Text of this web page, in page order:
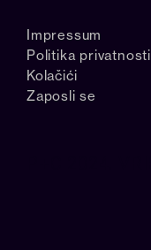
Impressum
Politika privatnosti
Kolačići
Zaposli se